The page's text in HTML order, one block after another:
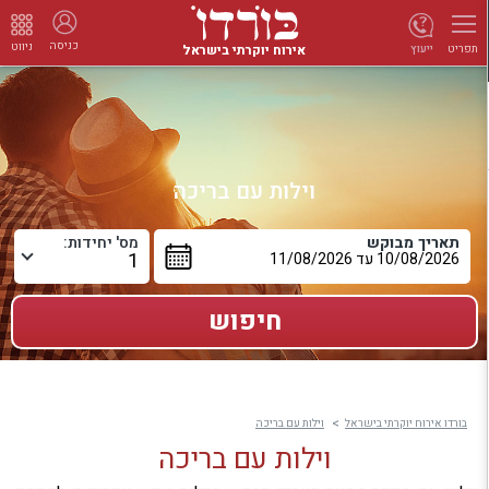
תפריט אירוח יוקרתי בישראל כניסה ניווט ייעוץ
וילות עם בריכה
תאריך מבוקש מס' יחידות:
בורדו אירוח יוקרתי בישראל וילות עם בריכה
וילות עם בריכה